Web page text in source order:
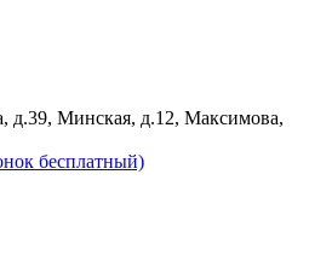
д.39, Минская, д.12, Максимова,
бесплатный)